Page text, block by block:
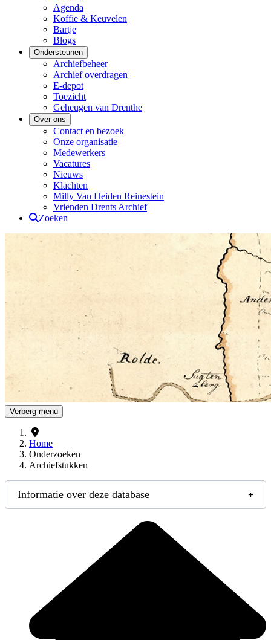
Agenda
Koffie & Keuvelen
Bartje
Blogs
Ondersteunen
Archiefbeheer
Archief overdragen
E-depot
Toezicht
Geheugen van Drenthe
Over ons
Contact en bezoek
Onze organisatie
Medewerkers
Vacatures
Nieuws
Klachten
Milly Van Heiden Reinestein
Vrienden Drents Archief
Zoeken
Drents Archief
Verberg menu
Home
Onderzoeken
Archiefstukken
Informatie over deze database